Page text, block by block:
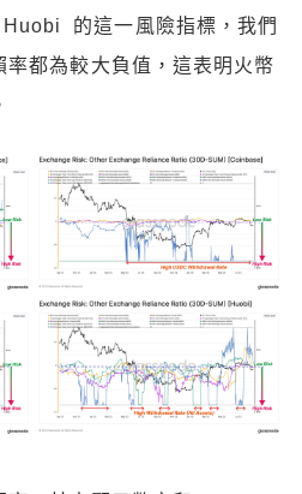
的這一風險指標，我們
都為較大負值，這表明火幣